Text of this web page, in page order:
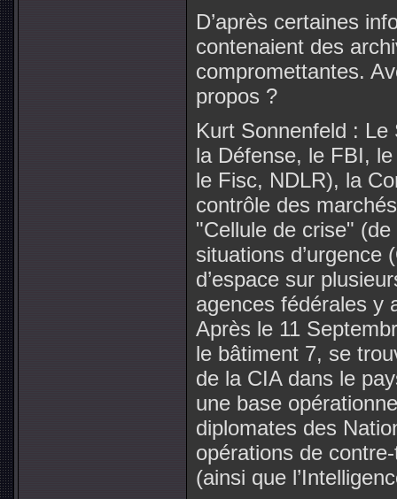
D’après certaines
contenaient des
compromettantes.
propos ?
Kurt Sonnenfeld :
la Défense, le FBI,
le Fisc, NDLR), la
contrôle des
"Cellule de crise"
situations d’urgence
d’espace sur
agences fédérales y
Après le 11
le bâtiment 7, se
de la CIA dans le
une base
diplomates des
opérations de
(ainsi que